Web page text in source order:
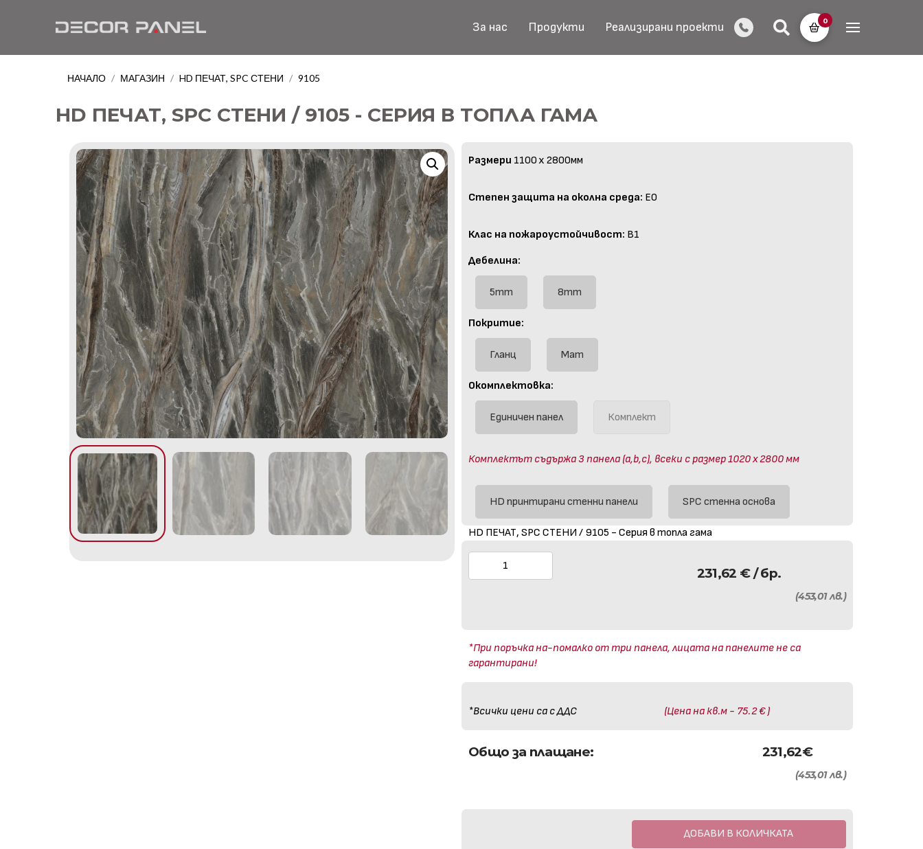
За нас Продукти Реализирани проекти 0
НАЧАЛО / МАГАЗИН / HD ПЕЧАТ, SPC СТЕНИ / 9105
HD ПЕЧАТ, SPC СТЕНИ / 9105 - СЕРИЯ В ТОПЛА ГАМА
Размери 1100 x 2800мм
Степен защита на околна среда: E0
Клас на пожароустойчивост: B1
Дебелина:
5mm 8mm
Покритие:
Гланц Мат
Окомплектовка:
Единичен панел Комплект
Комплектът съдържа 3 панела (a,b,c), всеки с размер 1020 х 2800 мм
HD принтирани стенни панели SPC стенна основа
HD ПЕЧАТ, SPC СТЕНИ / 9105 - Серия в топла гама
231,62 €/ бр.
(453,01 лв.)
*При поръчка на-помалко от три панела, лицата на панелите не са
гарантирани!
*Всички цени са с ДДС (Цена на кв.м - 75.2 € )
Общо за плащане: 231,62€
(453,01 лв.)
ДОБАВИ В КОЛИЧКАТА